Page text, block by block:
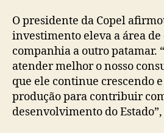
O presidente da Copel
investimento eleva a área
companhia a outro patamar.
atender melhor o nosso
que ele continue crescendo
produção para contribuir
desenvolvimento do